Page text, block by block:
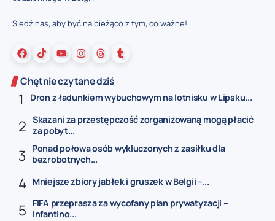
Śledź nas, aby być na bieżąco z tym, co ważne!
Chętnie czytane dziś
Dron z ładunkiem wybuchowym na lotnisku w Lipsku...
Skazani za przestępczość zorganizowaną mogą płacić
za pobyt...
Ponad połowa osób wykluczonych z zasiłku dla
bezrobotnych...
Mniejsze zbiory jabłek i gruszek w Belgii –...
FIFA przeprasza za wycofany plan prywatyzacji –
Infantino...